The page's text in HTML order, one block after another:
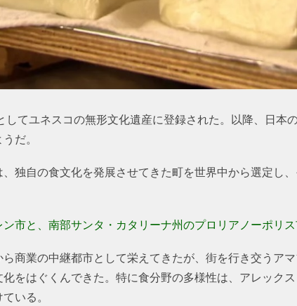
てユネスコの無形文化遺産に登録された。以降、日本
だ。
独自の食文化を発展させてきた町を世界中から選定し
市と、南部サンタ・カタリーナ州のプロリアノーポリ
商業の中継都市として栄えてきたが、街を行き交うア
をはぐくんできた。特に食分野の多様性は、アレック
いる。